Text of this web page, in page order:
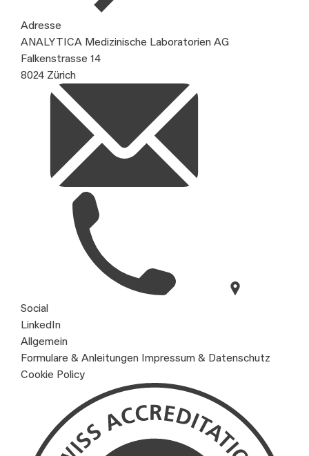
Adresse
ANALYTICA Medizinische Laboratorien AG
Falkenstrasse 14
8024 Zürich
Social
LinkedIn
Allgemein
Formulare & Anleitungen Impressum & Datenschutz
Cookie Policy